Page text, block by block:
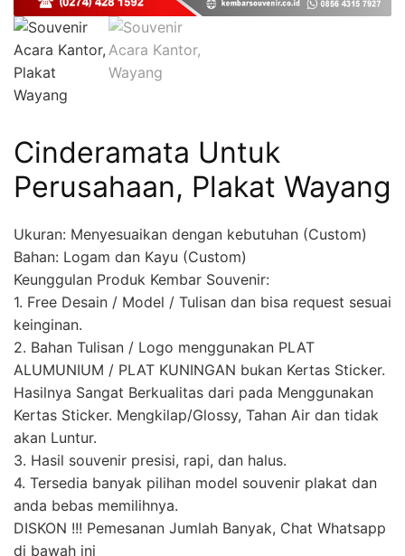
Cinderamata Untuk
Perusahaan, Plakat Wayang
Ukuran: Menyesuaikan dengan kebutuhan (Custom)
Bahan: Logam dan Kayu (Custom)
Keunggulan Produk Kembar Souvenir:
1. Free Desain / Model / Tulisan dan bisa request sesuai
keinginan.
2. Bahan Tulisan / Logo menggunakan PLAT
ALUMUNIUM / PLAT KUNINGAN bukan Kertas Sticker.
Hasilnya Sangat Berkualitas dari pada Menggunakan
Kertas Sticker. Mengkilap/Glossy, Tahan Air dan tidak
akan Luntur.
3. Hasil souvenir presisi, rapi, dan halus.
4. Tersedia banyak pilihan model souvenir plakat dan
anda bebas memilihnya.
DISKON !!! Pemesanan Jumlah Banyak, Chat Whatsapp
di bawah ini